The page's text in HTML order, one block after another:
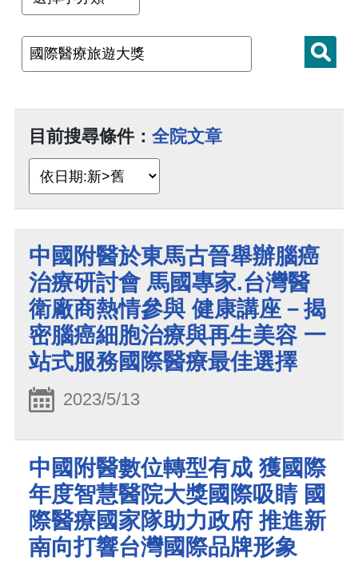
目前搜尋條件： 全院文章
中國附醫於東馬古晉舉辦腦癌
治療研討會 馬國專家.台灣醫
衛廠商熱情參與 健康講座－揭
密腦癌細胞治療與再生美容 一
站式服務國際醫療最佳選擇
2023/5/13
中國附醫數位轉型有成 獲國際
年度智慧醫院大獎國際吸睛 國
際醫療國家隊助力政府 推進新
南向打響台灣國際品牌形象